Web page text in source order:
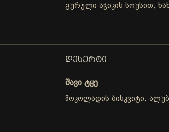
გურული აჯიკის სოუსით,
ᲓᲔᲡᲔᲠᲢᲘ
შავი ტყე
შოკოლადის ბისკვიტი,